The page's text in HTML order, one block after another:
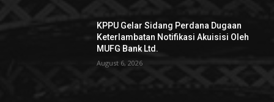
KPPU Gelar Sidang Perdana Dugaan
Keterlambatan Notifikasi Akuisisi Oleh
MUFG Bank Ltd.
August 6, 2026